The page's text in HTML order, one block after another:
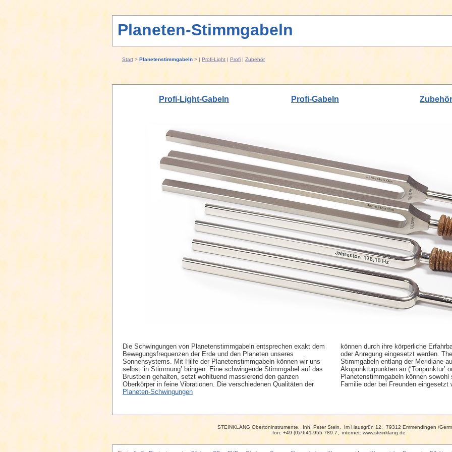
Planeten-Stimmgabeln
Start > Planetenstimmgabeln > | Profi-Light | Profi | Zubehör
Profi-Light-Gabeln Profi-Gabeln Zubehör
Die Schwingungen von Planetenstimmgabeln entsprechen exakt dem
Bewegungsfrequenzen der Erde und den Planeten unseres
Sonnensystems. Mit Hilfe der Planetenstimmgabeln können wir uns
selbst ‘in Stimmung’ bringen. Eine schwingende Stimmgabel auf das
Brustbein gehalten, setzt wohltuend massierend den ganzen
Oberkörper in feine Vibrationen. Die verschiedenen Qualitäten der
Planeten-Schwingungen
können durch ihre körperliche
oder Anregung eingesetzt werden.
Stimmgabeln entlang der Meridiane
Akupunkturpunkten an (‘Tonpunktur’
Planetenstimmgabeln können
Familie oder bei Freunden eingesetzt
STEINKLANG Obertoninstrumente, Inh. Peter Stein, Im Hausgrün 12, 79312 Emmendingen /
fon: +49 (0)7641-955 789 7, internet: www.steinklang.de